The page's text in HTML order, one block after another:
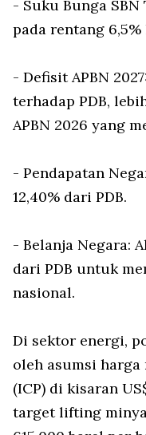
- Suku Bunga
pada rentang 6,5%
- Defisit APBN
terhadap PDB,
APBN 2026 yang
- Pendapatan
12,40% dari PDB.
- Belanja Negara:
dari PDB untuk
nasional.
Di sektor energi,
oleh asumsi
(ICP) di kisaran
targetlifting